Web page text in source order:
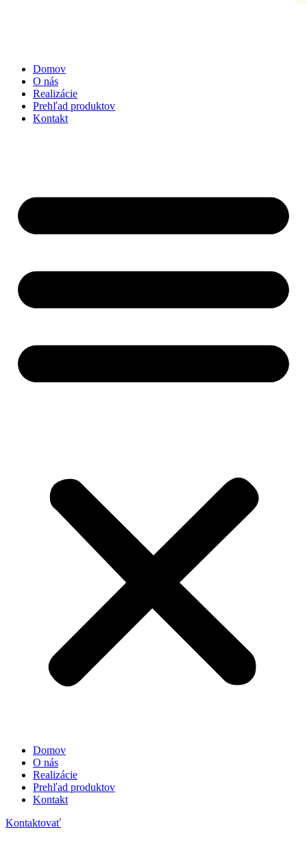
Domov
O nás
Realizácie
Prehľad produktov
Kontakt
Domov
O nás
Realizácie
Prehľad produktov
Kontakt
Kontaktovať